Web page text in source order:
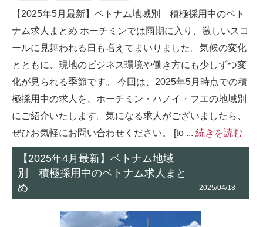
【2025年5月最新】ベトナム地域別 積極採用中のベト
ナム求人まとめ ホーチミンでは雨期に入り、激しいスコ
ールに見舞われる日も増えてまいりました。気候の変化
とともに、現地のビジネス環境や働き方にも少しずつ変
化が見られる季節です。 今回は、2025年5月時点での積
極採用中の求人を、ホーチミン・ハノイ・フエの地域別
にご紹介いたします。気になる求人がございましたら、
ぜひお気軽にお問い合わせください。 [to ... 続きを読む
【2025年4月最新】ベトナム地域
別 積極採用中のベトナム求人まと
め
2025/04/18